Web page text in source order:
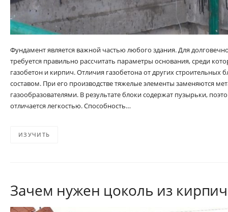
Фундамент является важной частью любого здания. Для
требуется правильно рассчитать параметры основания, среди
газобетон и кирпич. Отличия газобетона от других строительных
составом. При его производстве тяжелые элементы заменяются
газообразователями. В результате блоки содержат пузырьки,
отличается легкостью. Способность…
ИЗУЧИТЬ
Зачем нужен цоколь из